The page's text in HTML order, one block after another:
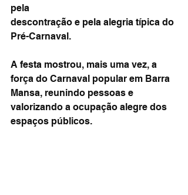
pela
descontração e pela alegria típica do
Pré-Carnaval.
A festa mostrou, mais uma vez, a
força do Carnaval popular em Barra
Mansa, reunindo pessoas e
valorizando a ocupação alegre dos
espaços públicos.